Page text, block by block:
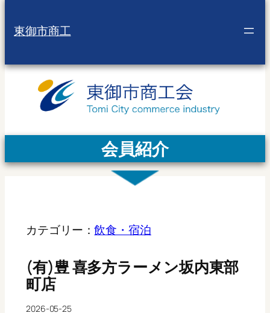
東御市商工
会員紹介
カテゴリー：飲食・宿泊
(有)豊 喜多方ラーメン坂内東部
町店
2026-05-25